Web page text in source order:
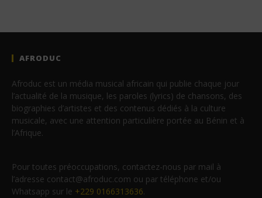
AFRODUC
Afroduc est un média musical africain qui publie chaque jour
l’actualité de la musique, les paroles (lyrics) de chansons, des
biographies d’artistes et des contenus dédiés à la culture
musicale, avec une attention particulière portée au Bénin et à
l’Afrique.
Pour toutes préoccupations, contactez-nous par mail à
l’adresse contact@afroduc.com ou par téléphone et/ou
Whatsapp sur le +229 0166313636.